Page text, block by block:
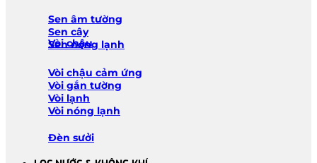
Sen âm tường
Sen cây
Sen nóng lạnh
Vòi chậu
Vòi chậu cảm ứng
Vòi gắn tường
Vòi lạnh
Vòi nóng lạnh
Đèn sưởi